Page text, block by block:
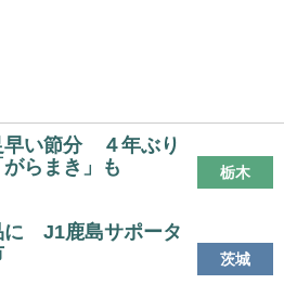
栃木
早い節分 ４年ぶり
らまき」も
茨城
に J1鹿島サポータ